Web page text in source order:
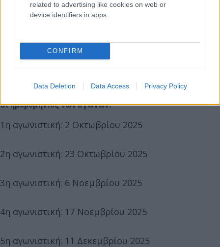
related to advertising like cookies on web or
device identifiers in apps.
CONFIRM
Data Deletion Data Access Privacy Policy
Κραϊόβα, (εντός)
Οι ημερομηνίες των αγώνων:
1η αγωνιστική: 2 Οκτωβρίου 2025
2η αγωνιστική: 23 Οκτωβρίου 2025
3η αγωνιστική: 6 Νοεμβρίου 2025
4η αγωνιστική: 17 Νοεμβρίου 2025
5η αγωνιστική: 11 Δεκεμβρίου 2025